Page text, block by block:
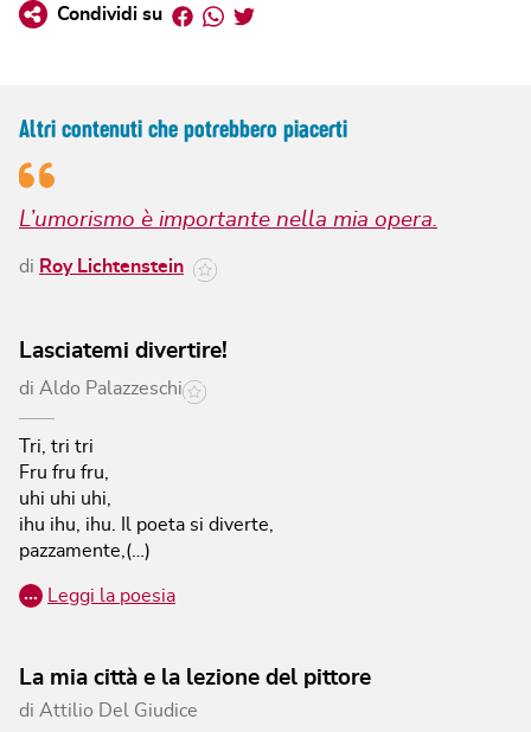
Condividi su Facebook
Whatsapp
Twitter
Altri contenuti che potrebbero piacerti
L’umorismo è importante nella mia opera.
di Roy Lichtenstein
Lasciatemi divertire!
di Aldo Palazzeschi
Tri, tri tri
Fru fru fru,
uhi uhi uhi,
ihu ihu, ihu.
Il poeta si diverte,
pazzamente,(…)
… Leggi la poesia
La mia città e la lezione del pittore
di Attilio Del Giudice